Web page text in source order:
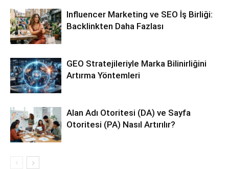
Influencer Marketing ve SEO İş Birliği:
Backlinkten Daha Fazlası
GEO Stratejileriyle Marka Bilinirliğini
Artırma Yöntemleri
Alan Adı Otoritesi (DA) ve Sayfa
Otoritesi (PA) Nasıl Artırılır?